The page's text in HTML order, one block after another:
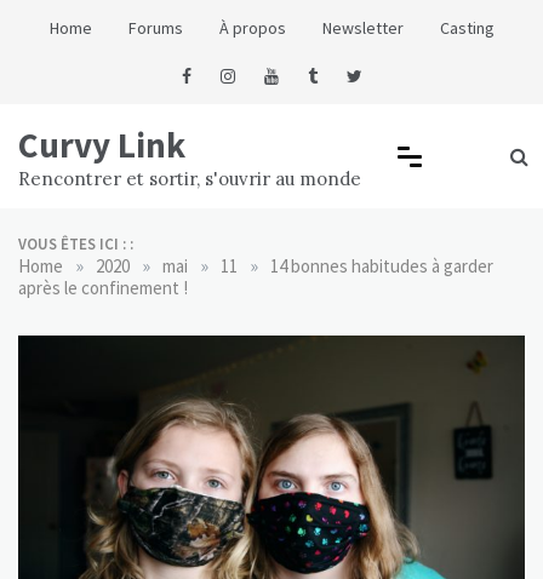
Home Forums À propos Newsletter Casting
Curvy Link
Rencontrer et sortir, s'ouvrir au monde
VOUS ÊTES ICI : :
Home » 2020 » mai » 11 » 14 bonnes habitudes à garder
après le confinement !